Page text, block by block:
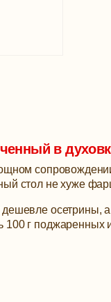
в
стол не хуже
осетрины,
г